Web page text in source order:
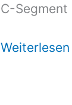
C-
Toyotas
Weiterlesen